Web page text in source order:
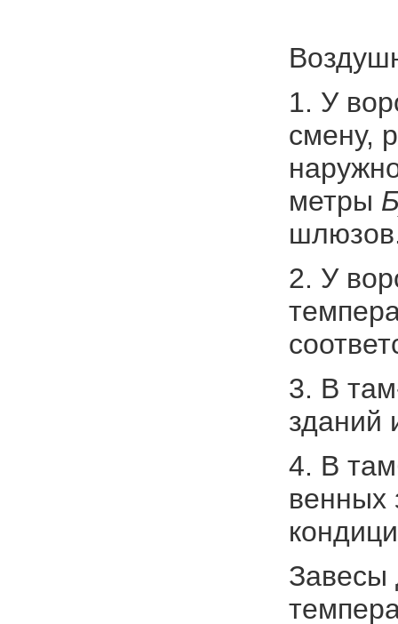
1. У
смену,
метры
2. У
3. В
зданий
4. В
венных
Завесы